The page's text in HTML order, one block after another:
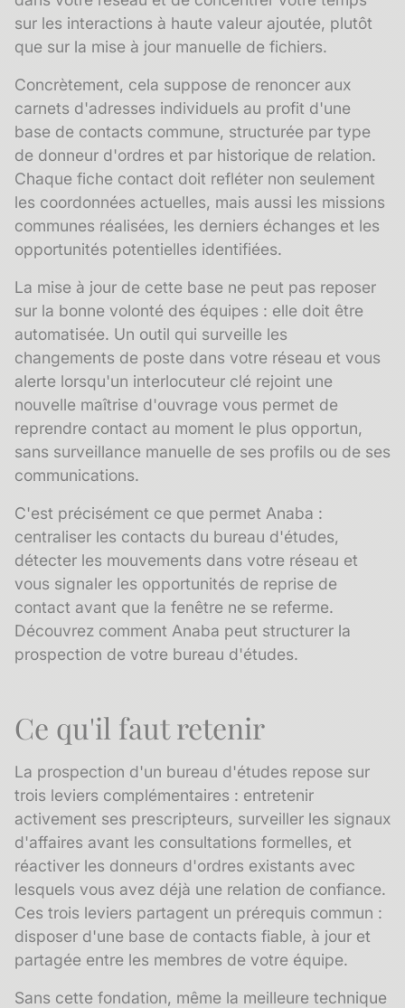
sur les interactions à haute valeur ajoutée, plutôt
que sur la mise à jour manuelle de fichiers.
Concrètement, cela suppose de renoncer aux
carnets d'adresses individuels au profit d'une
base de contacts commune, structurée par type
de donneur d'ordres et par historique de relation.
Chaque fiche contact doit refléter non seulement
les coordonnées actuelles, mais aussi les missions
communes réalisées, les derniers échanges et les
opportunités potentielles identifiées.
La mise à jour de cette base ne peut pas reposer
sur la bonne volonté des équipes : elle doit être
automatisée. Un outil qui surveille les
changements de poste dans votre réseau et vous
alerte lorsqu'un interlocuteur clé rejoint une
nouvelle maîtrise d'ouvrage vous permet de
reprendre contact au moment le plus opportun,
sans surveillance manuelle de ses profils ou de ses
communications.
C'est précisément ce que permet Anaba :
centraliser les contacts du bureau d'études,
détecter les mouvements dans votre réseau et
vous signaler les opportunités de reprise de
contact avant que la fenêtre ne se referme.
Découvrez comment Anaba peut structurer la
prospection de votre bureau d'études.
Ce qu'il faut retenir
La prospection d'un bureau d'études repose sur
trois leviers complémentaires : entretenir
activement ses prescripteurs, surveiller les signaux
d'affaires avant les consultations formelles, et
réactiver les donneurs d'ordres existants avec
lesquels vous avez déjà une relation de confiance.
Ces trois leviers partagent un prérequis commun :
disposer d'une base de contacts fiable, à jour et
partagée entre les membres de votre équipe.
Sans cette fondation, même la meilleure technique